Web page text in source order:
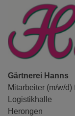
Gärtnerei Hanns
Mitarbeiter (m/w/d)
Logistikhalle
Herongen